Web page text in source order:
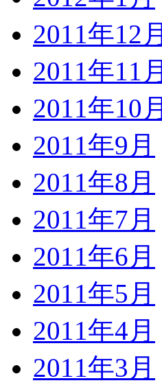
2011年12月
2011年11月
2011年10月
2011年9月
2011年8月
2011年7月
2011年6月
2011年5月
2011年4月
2011年3月